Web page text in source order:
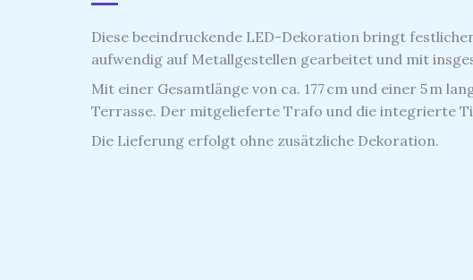
Diese beeindruckende LED-Dekoration bringt
aufwendig auf Metallgestellen gearbeitet und mit
Mit einer Gesamtlänge von ca. 177 cm und einer 5 m
Terrasse. Der mitgelieferte Trafo und die integrierte
Die Lieferung erfolgt ohne zusätzliche Dekoration.